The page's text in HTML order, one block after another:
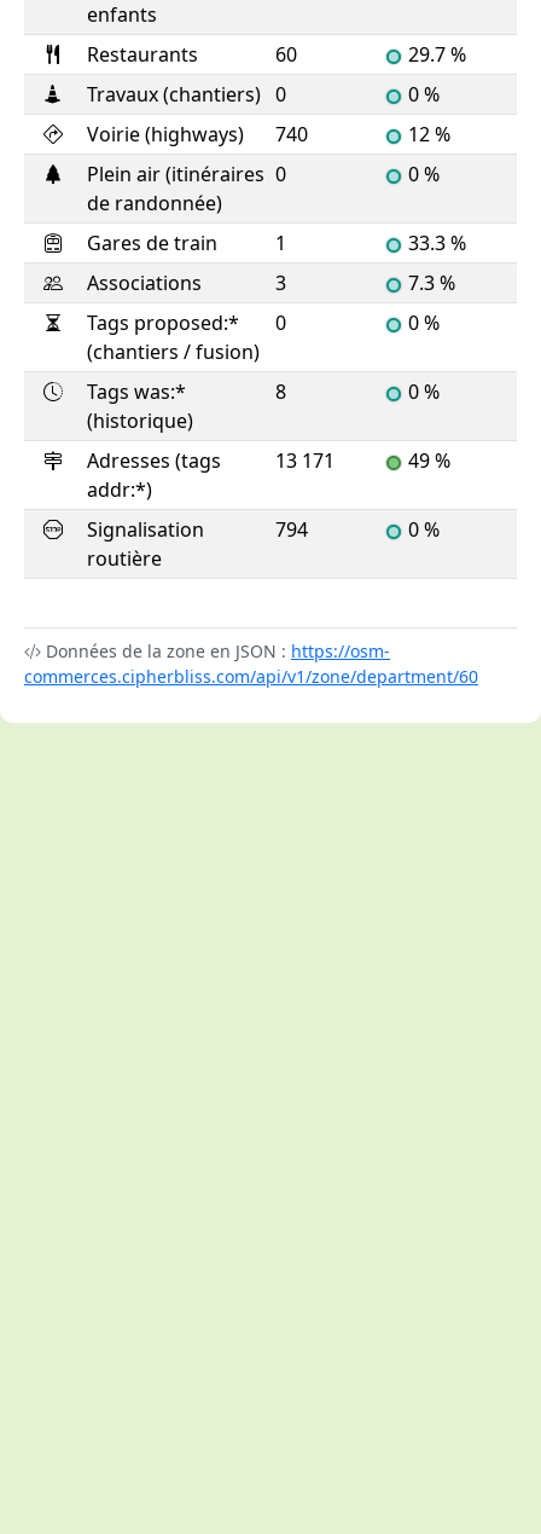
enfants
Restaurants 60
29.7 %
Travaux (chantiers) 0
0 %
Voirie (highways)
740
12 %
Plein air (itinéraires
de randonnée)
0 0 %
Gares de train 1
33.3 %
Associations
3
7.3 %
Tags proposed:*
(chantiers / fusion)
0 0 %
Tags was:*
(historique)
8 0 %
Adresses (tags
addr:*)
13 171 49 %
Signalisation
routière
794 0 %
Données de la zone en JSON : https://osm-
commerces.cipherbliss.com/api/v1/zone/department/60